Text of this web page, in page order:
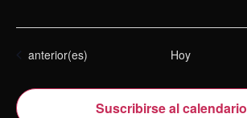
Eventos
anterior(es) Hoy
Suscribirse al calendario